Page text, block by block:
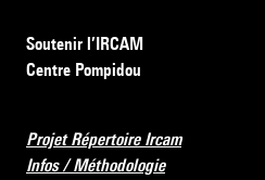
Soutenir l’IRCAM
Centre Pompidou
Projet Répertoire Ircam
Infos / Méthodologie